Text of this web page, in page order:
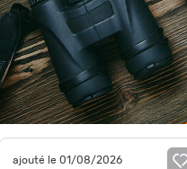
ajouté le 01/08/2026